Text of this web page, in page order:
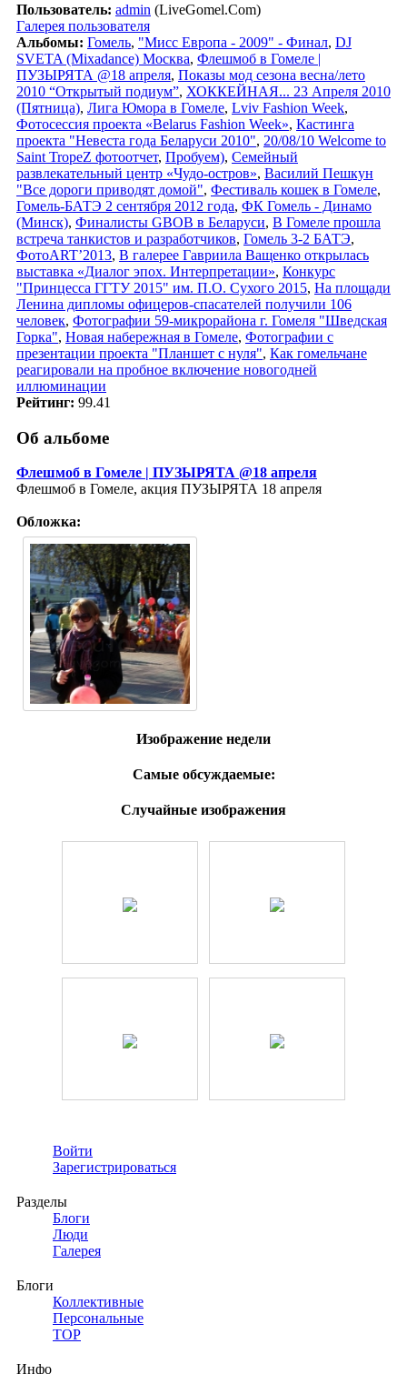
Пользователь: admin (LiveGomel.Com)
Галерея пользователя
Альбомы: Гомель, "Мисс Европа - 2009" - Финал, DJ
SVETA (Mixadance) Москва, Флешмоб в Гомеле |
ПУЗЫРЯТА @18 апреля, Показы мод сезона весна/лето
2010 “Открытый подиум”, ХОККЕЙНАЯ... 23 Апреля 2010
(Пятница), Лига Юмора в Гомеле, Lviv Fashion Week,
Фотосессия проекта «Belarus Fashion Week», Кастинга
проекта "Невеста года Беларуси 2010", 20/08/10 Welcome to
Saint TropeZ фотоотчет, Пробуем), Семейный
развлекательный центр «Чудо-остров», Василий Пешкун
"Все дороги приводят домой", Фестиваль кошек в Гомеле,
Гомель-БАТЭ 2 сентября 2012 года, ФК Гомель - Динамо
(Минск), Финалисты GBOB в Беларуси, В Гомеле прошла
встреча танкистов и разработчиков, Гомель 3-2 БАТЭ,
ФотоART’2013, В галерее Гавриила Ващенко открылась
выставка «Диалог эпох. Интерпретации», Конкурс
"Принцесса ГГТУ 2015" им. П.О. Сухого 2015, На площади
Ленина дипломы офицеров-спасателей получили 106
человек, Фотографии 59-микрорайона г. Гомеля "Шведская
Горка", Новая набережная в Гомеле, Фотографии с
презентации проекта "Планшет с нуля", Как гомельчане
реагировали на пробное включение новогодней
иллюминации
Рейтинг: 99.41
Об альбоме
Флешмоб в Гомеле | ПУЗЫРЯТА @18 апреля
Флешмоб в Гомеле, акция ПУЗЫРЯТА 18 апреля
Обложка:
Изображение недели
Самые обсуждаемые:
Случайные изображения
Войти
Зарегистрироваться
Разделы
Блоги
Люди
Галерея
Блоги
Коллективные
Персональные
TOP
Инфо